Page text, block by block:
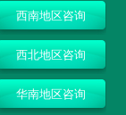
西南地区咨询
西北地区咨询
华南地区咨询